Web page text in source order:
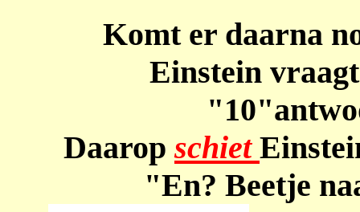
Komt er daarna
Einstein
Daaropschiet
"En? Beetje